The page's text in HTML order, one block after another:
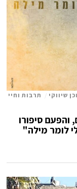
שיווקי
תרבות וחיי
והפעם סיפורו
לומר מילה"